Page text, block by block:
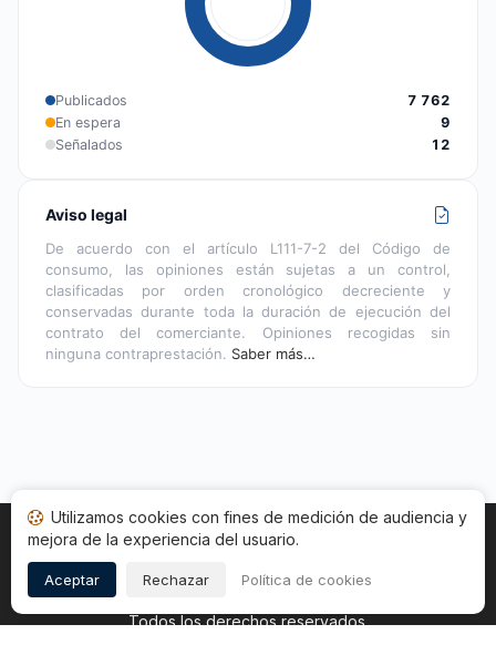
Publicados
7 762
En espera
9
Señalados
12
Aviso legal
De acuerdo con el artículo L111-7-2 del Código de
consumo, las opiniones están sujetas a un control,
clasificadas por orden cronológico decreciente y
conservadas durante toda la duración de ejecución del
contrato del comerciante. Opiniones recogidas sin
ninguna contraprestación. Saber más…
Inicio Estado opiniones Categorías
Copyright © 2026
Todos los derechos reservados.
Utilizamos cookies con fines de medición de audiencia y
mejora de la experiencia del usuario.
Aceptar Rechazar Política de cookies